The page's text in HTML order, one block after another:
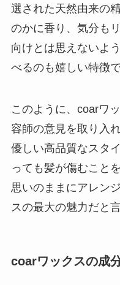
選された天然由来の
のかに香り、気分も
向けとは思えないよ
べるのも嬉しい特徴で
このように、coarワ
容師の意見を取り入
優しい高品質なスタ
っても髪が傷むこと
思いのままにアレン
スの最大の魅力だと
coarワックスの成